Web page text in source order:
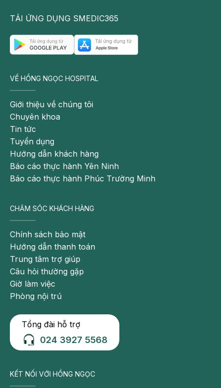
TẢI ỨNG DỤNG SMEDIC365
VỀ HỒNG NGỌC HOSPITAL
Giới thiệu về chúng tôi
Chuyên khoa
Tin tức
Tuyển dụng
Hướng dẫn khách hàng
Báo cáo thực hành Yên Ninh
Báo cáo thực hành Phúc Trường Minh
CHĂM SÓC KHÁCH HÀNG
Chính sách bảo mật
Hướng dẫn thanh toán
Trung tâm trợ giúp
Câu hỏi thường gặp
Giờ làm việc
Phòng nội trú
Tổng đài hỗ trợ
024 3927 5568
KẾT NỐI VỚI HỒNG NGỌC